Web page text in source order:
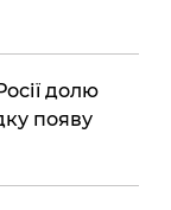
долю
появу